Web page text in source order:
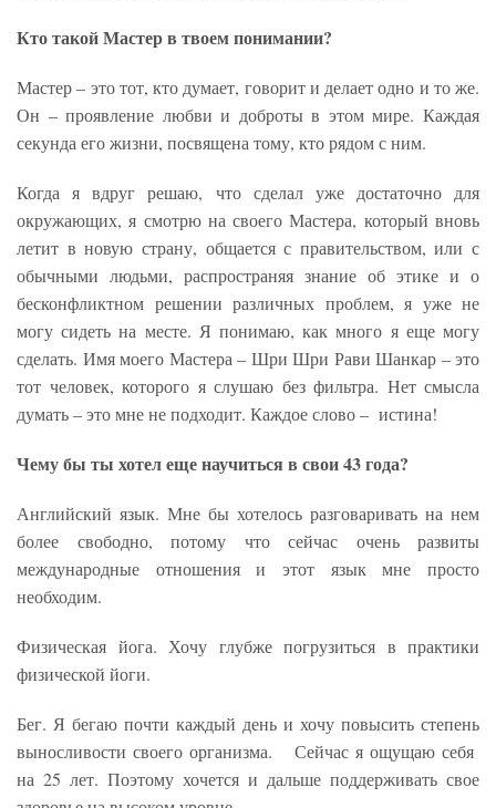
Кто такой Мастер в твоем понимании?
Мастер – это тот, кто думает, говорит и делает одно и то же.
Он – проявление любви и доброты в этом мире. Каждая
секунда его жизни, посвящена тому, кто рядом с ним.
Когда я вдруг решаю, что сделал уже достаточно для
окружающих, я смотрю на своего Мастера, который вновь
летит в новую страну, общается с правительством, или с
обычными людьми, распространяя знание об этике и о
бесконфликтном решении различных проблем, я уже не
могу сидеть на месте. Я понимаю, как много я еще могу
сделать. Имя моего Мастера – Шри Шри Рави Шанкар – это
тот человек, которого я слушаю без фильтра. Нет смысла
думать – это мне не подходит. Каждое слово – истина!
Чему бы ты хотел еще научиться в свои 43 года?
Английский язык. Мне бы хотелось разговаривать на нем
более свободно, потому что сейчас очень развиты
международные отношения и этот язык мне просто
необходим.
Физическая йога. Хочу глубже погрузиться в практики
физической йоги.
Бег. Я бегаю почти каждый день и хочу повысить степень
выносливости своего организма. Сейчас я ощущаю себя
на 25 лет. Поэтому хочется и дальше поддерживать свое